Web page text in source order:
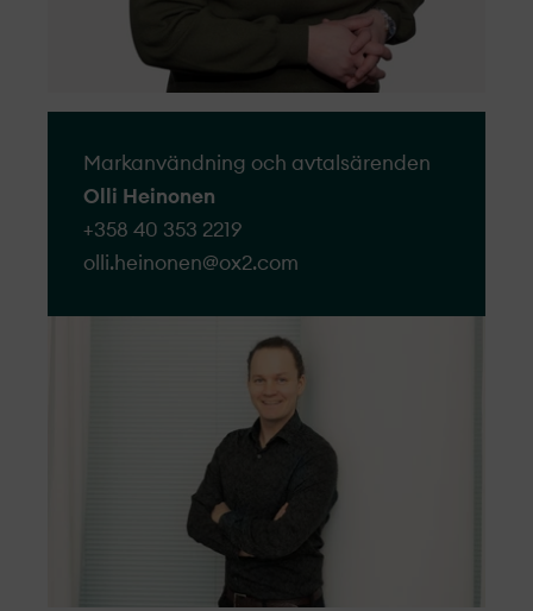
Markanvändning och avtalsärenden
Olli Heinonen
+358 40 353 2219
olli.heinonen@​ox2.com